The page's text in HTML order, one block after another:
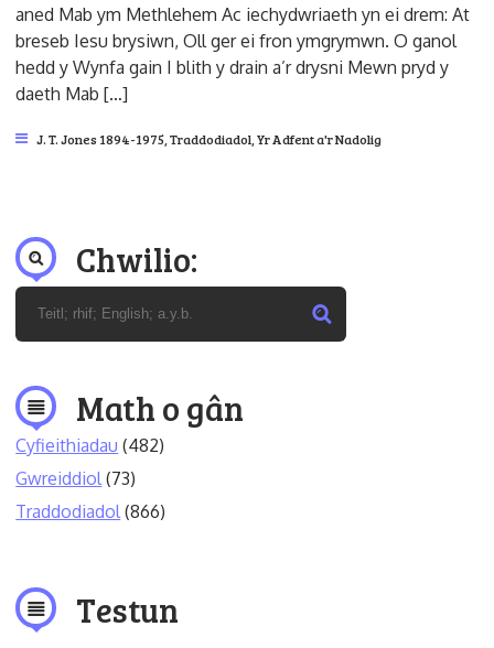
aned Mab ym Methlehem Ac iechydwriaeth yn ei drem: At
breseb Iesu brysiwn, Oll ger ei fron ymgrymwn. O ganol
hedd y Wynfa gain I blith y drain a’r drysni Mewn pryd y
daeth Mab […]
J. T. Jones 1894-1975 Traddodiadol Yr Adfent a'r Nadolig
Chwilio:
Math o gân
Cyfieithiadau (482)
Gwreiddiol (73)
Traddodiadol (866)
Testun